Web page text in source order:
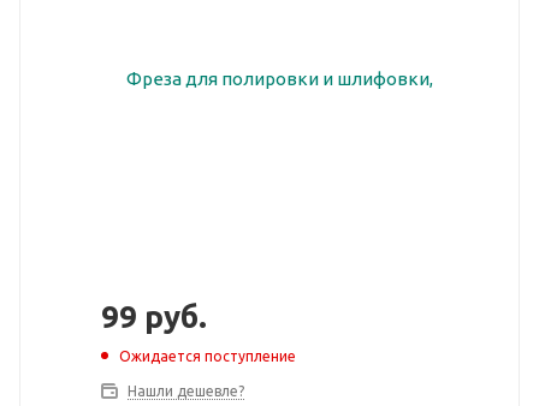
99 руб.
Ожидается поступление
Нашли дешевле?